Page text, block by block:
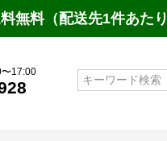
無料（配送先1件あたり
17:00